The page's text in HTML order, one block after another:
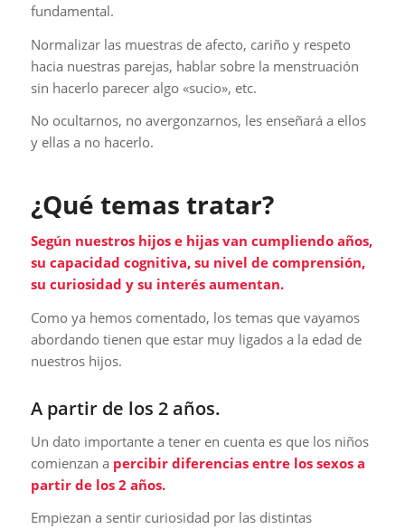
fundamental.
Normalizar las muestras de afecto, cariño y respeto
hacia nuestras parejas, hablar sobre la menstruación
sin hacerlo parecer algo «sucio», etc.
No ocultarnos, no avergonzarnos, les enseñará a ellos
y ellas a no hacerlo.
¿Qué temas tratar?
Según nuestros hijos e hijas van cumpliendo años,
su capacidad cognitiva, su nivel de comprensión,
su curiosidad y su interés aumentan.
Como ya hemos comentado, los temas que vayamos
abordando tienen que estar muy ligados a la edad de
nuestros hijos.
A partir de los 2 años.
Un dato importante a tener en cuenta es que los niños
comienzan a percibir diferencias entre los sexos a
partir de los 2 años.
Empiezan a sentir curiosidad por las distintas